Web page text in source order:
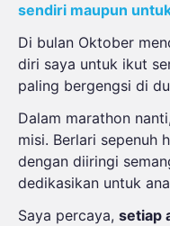
sendiri maupun
Di bulan Oktober
diri saya untuk ikut
paling bergengsi di
Dalam marathon
misi. Berlari sepenuh
dengan diiringi
dedikasikan untuk
Saya percaya, setiap